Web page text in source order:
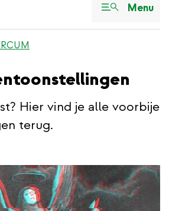
Menu
Hier vind je alle voorbije
terug.